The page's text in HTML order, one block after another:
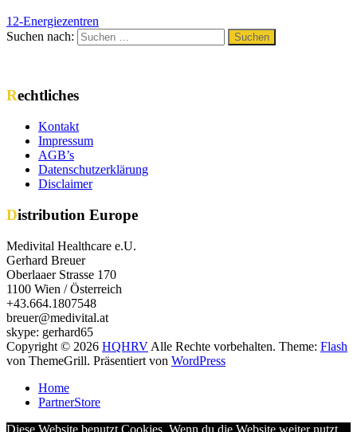
12-Energiezentren
Suchen nach:
Suchen
Rechtliches
Kontakt
Impressum
AGB’s
Datenschutzerklärung
Disclaimer
Distribution Europe
Medivital Healthcare e.U.
Gerhard Breuer
Oberlaaer Strasse 170
1100 Wien / Österreich
+43.664.1807548
breuer@medivital.at
skype: gerhard65
Copyright © 2026 HQHRV Alle Rechte vorbehalten. Theme: Flash
von ThemeGrill. Präsentiert von WordPress
Home
PartnerStore
Diese Website benutzt Cookies. Wenn du die Website weiter nutzt,